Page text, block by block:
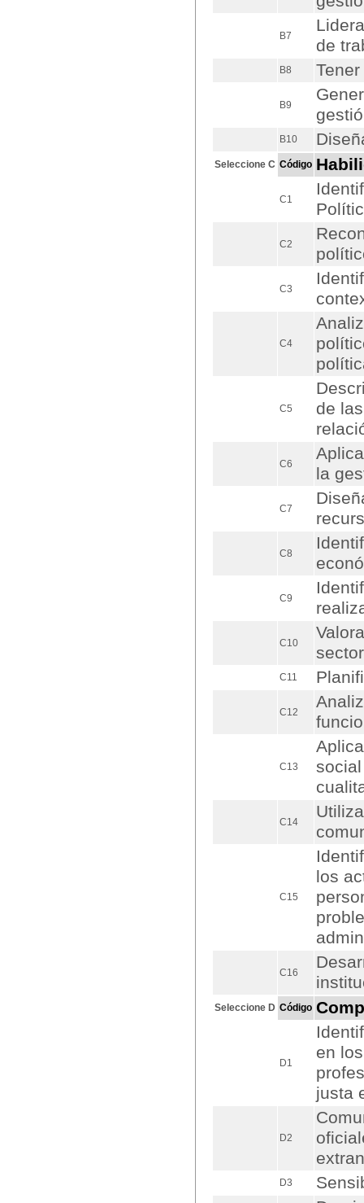
B7
de
B8
B9
B10
Seleccione C Código
C1
C2
C3
C4
C5
de
C6
la
C7
C8
C9
C10
C11
C12
C13
C14
C15
los
C16
Seleccione D Código
D1
en
justa
D2
D3